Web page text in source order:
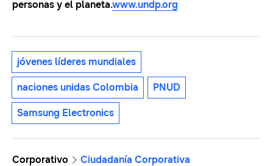
personas y el planeta.www.undp.org
jóvenes líderes mundiales
naciones unidas Colombia PNUD
Samsung Electronics
Corporativo
Ciudadanía Corporativa